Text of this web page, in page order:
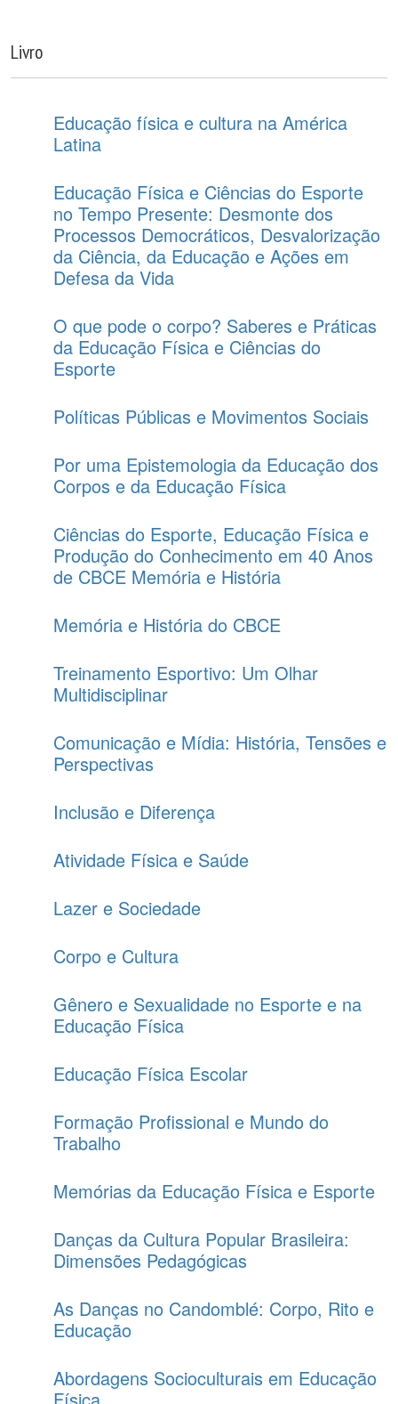
Livro
Educação física e cultura na América
Latina
Educação Física e Ciências do Esporte
no Tempo Presente: Desmonte dos
Processos Democráticos, Desvalorização
da Ciência, da Educação e Ações em
Defesa da Vida
O que pode o corpo? Saberes e Práticas
da Educação Física e Ciências do
Esporte
Políticas Públicas e Movimentos Sociais
Por uma Epistemologia da Educação dos
Corpos e da Educação Física
Ciências do Esporte, Educação Física e
Produção do Conhecimento em 40 Anos
de CBCE Memória e História
Memória e História do CBCE
Treinamento Esportivo: Um Olhar
Multidisciplinar
Comunicação e Mídia: História, Tensões e
Perspectivas
Inclusão e Diferença
Atividade Física e Saúde
Lazer e Sociedade
Corpo e Cultura
Gênero e Sexualidade no Esporte e na
Educação Física
Educação Física Escolar
Formação Profissional e Mundo do
Trabalho
Memórias da Educação Física e Esporte
Danças da Cultura Popular Brasileira:
Dimensões Pedagógicas
As Danças no Candomblé: Corpo, Rito e
Educação
Abordagens Socioculturais em Educação